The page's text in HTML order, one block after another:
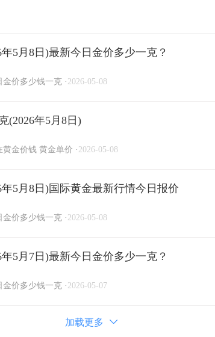
5月8日)最新今日金价多少一克？
金价多少钱一克 · 2026-05-08
(2026年5月8日)
黄金价钱 黄金单价 · 2026-05-08
5月8日)国际黄金最新行情今日报价
金价多少钱一克 · 2026-05-08
5月7日)最新今日金价多少一克？
金价多少钱一克 · 2026-05-07
加载更多